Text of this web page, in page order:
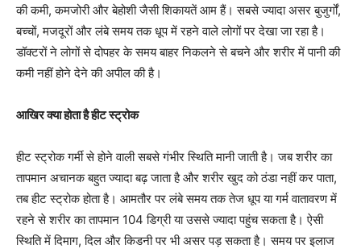
की कमी, कमजोरी और बेहोशी जैसी शिकायतें आम हैं। सबसे ज्यादा असर बुजुर्गों,
बच्चों, मजदूरों और लंबे समय तक धूप में रहने वाले लोगों पर देखा जा रहा है।
डॉक्टरों ने लोगों से दोपहर के समय बाहर निकलने से बचने और शरीर में पानी की
कमी नहीं होने देने की अपील की है।
आखिर क्या होता है हीट स्ट्रोक
हीट स्ट्रोक गर्मी से होने वाली सबसे गंभीर स्थिति मानी जाती है। जब शरीर का
तापमान अचानक बहुत ज्यादा बढ़ जाता है और शरीर खुद को ठंडा नहीं कर पाता,
तब हीट स्ट्रोक होता है। आमतौर पर लंबे समय तक तेज धूप या गर्म वातावरण में
रहने से शरीर का तापमान 104 डिग्री या उससे ज्यादा पहुंच सकता है। ऐसी
स्थिति में दिमाग, दिल और किडनी पर भी असर पड़ सकता है। समय पर इलाज